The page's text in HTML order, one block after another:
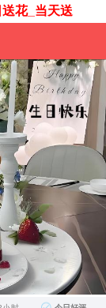
花_当天送